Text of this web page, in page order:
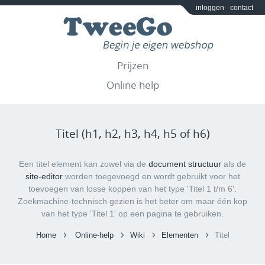
inloggen contact
Prijzen
Online help
Titel (h1, h2, h3, h4, h5 of h6)
Een titel element kan zowel via de document structuur als de
site-editorworden toegevoegd en wordt gebruikt voor het
toevoegen van losse koppen van het type 'Titel 1 t/m 6'.
Zoekmachine-technisch gezien is het beter om maar één kop
van het type 'Titel 1' op een pagina te gebruiken.
Home Online-help Wiki Elementen Titel